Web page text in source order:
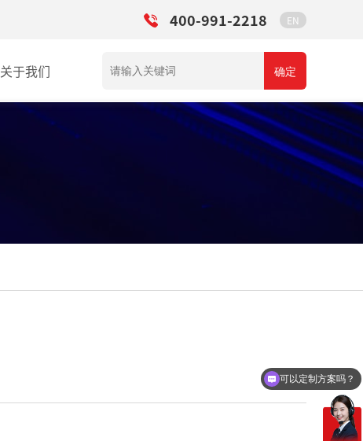
400-991-2218 EN
关于我们 确定
可以定制方案吗？